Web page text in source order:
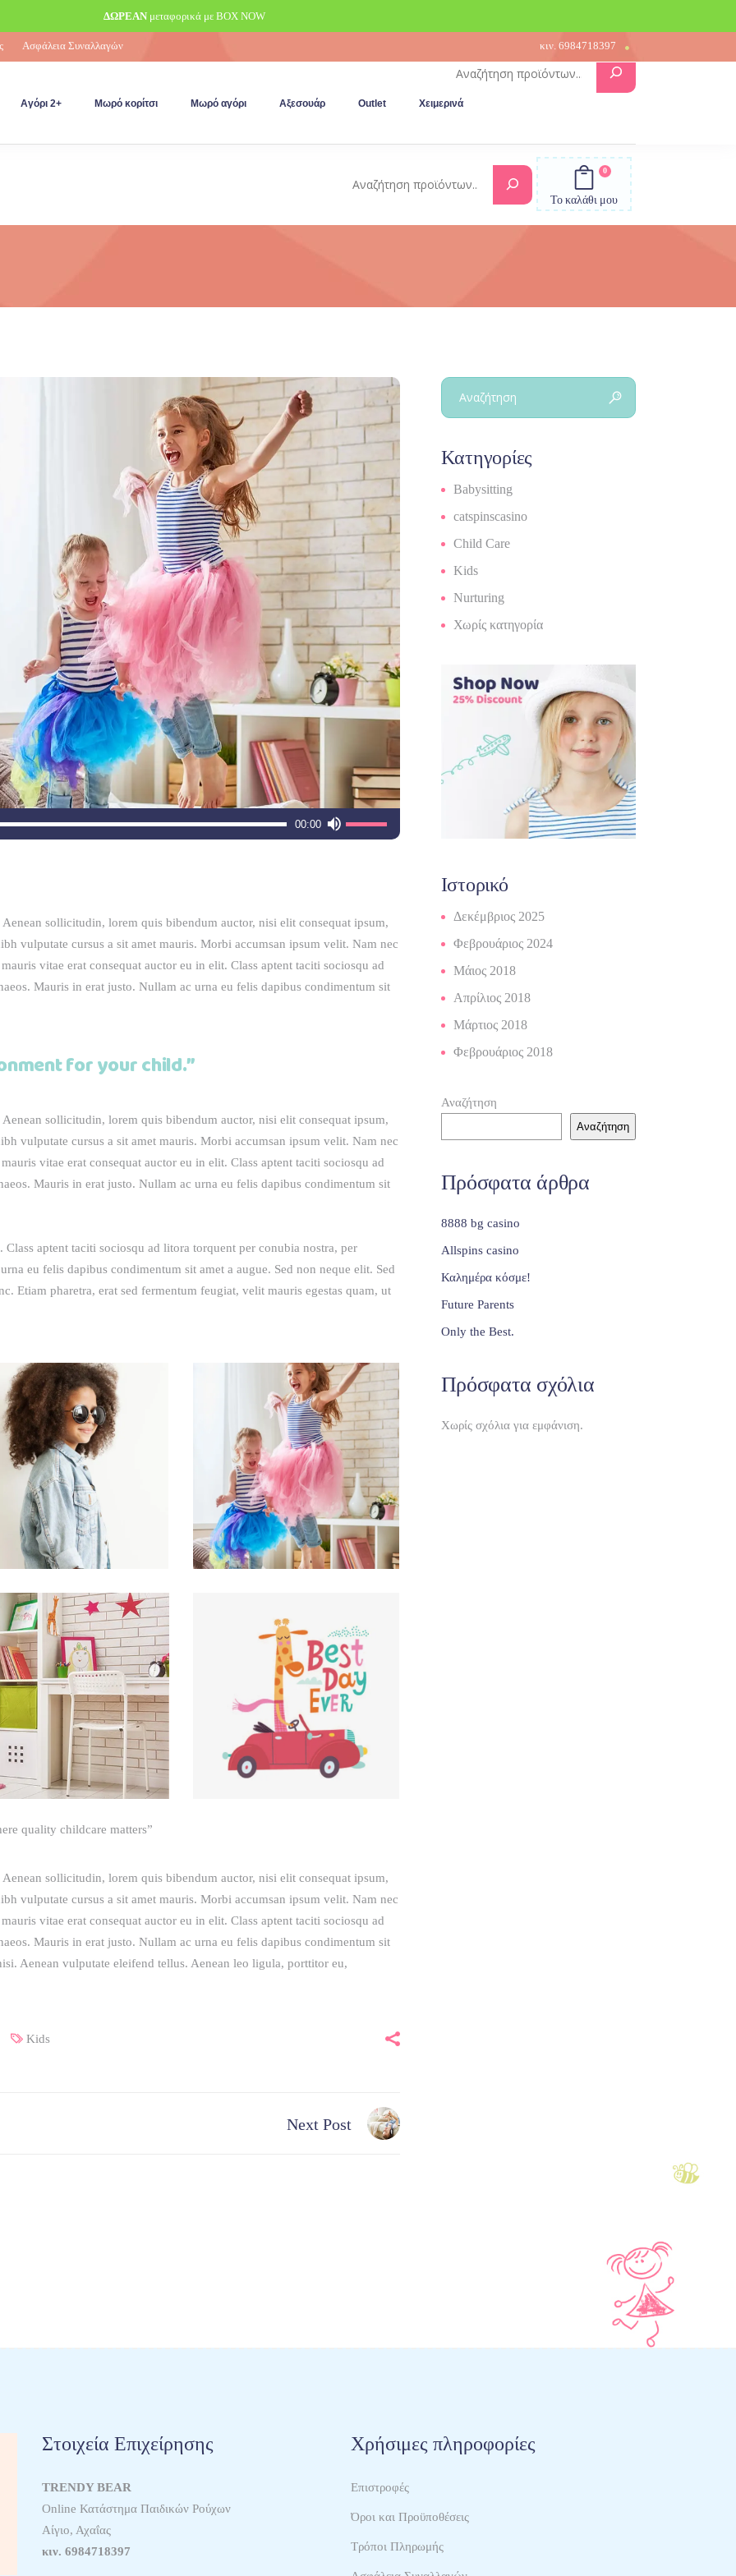
Ασφάλεια Συναλλαγών κιν. 6984718397
Αγόρι 2+ Μωρό κορίτσι Μωρό αγόρι Αξεσουάρ Outlet Χειμερινά
Αναζήτηση
Το καλάθι μου
0
Αναζήτηση
00:00
τα
βέλος
για
να
αυξήσετε
sollicitudin, lorem quis bibendum auctor, nisi elit consequat ipsum,
vulputate cursus a sit amet mauris. Morbi accumsan ipsum velit. Nam nec
vitae erat consequat auctor eu in elit. Class aptent taciti sociosqu ad
Mauris in erat justo. Nullam ac urna eu felis dapibus condimentum sit
for your child.”
sollicitudin, lorem quis bibendum auctor, nisi elit consequat ipsum,
vulputate cursus a sit amet mauris. Morbi accumsan ipsum velit. Nam nec
vitae erat consequat auctor eu in elit. Class aptent taciti sociosqu ad
Mauris in erat justo. Nullam ac urna eu felis dapibus condimentum sit
aptent taciti sociosqu ad litora torquent per conubia nostra, per
eu felis dapibus condimentum sit amet a augue. Sed non neque elit. Sed
Etiam pharetra, erat sed fermentum feugiat, velit mauris egestas quam, ut
quality childcare matters”
sollicitudin, lorem quis bibendum auctor, nisi elit consequat ipsum,
vulputate cursus a sit amet mauris. Morbi accumsan ipsum velit. Nam nec
vitae erat consequat auctor eu in elit. Class aptent taciti sociosqu ad
Mauris in erat justo. Nullam ac urna eu felis dapibus condimentum sit
Aenean vulputate eleifend tellus. Aenean leo ligula, porttitor eu,
Kids
Next Post
Search
for:
Kατηγορίες
Babysitting
catspinscasino
Child Care
Kids
Nurturing
Χωρίς κατηγορία
Ιστορικό
Δεκέμβριος 2025
Φεβρουάριος 2024
Μάιος 2018
Απρίλιος 2018
Μάρτιος 2018
Φεβρουάριος 2018
Αναζήτηση
Αναζήτηση
Πρόσφατα άρθρα
8888 bg casino
Allspins casino
Καλημέρα κόσμε!
Future Parents
Only the Best.
Πρόσφατα σχόλια
Χωρίς σχόλια για εμφάνιση.
Στοιχεία Επιχείρησης
TRENDY BEAR
Online Κατάστημα Παιδικών Ρούχων
Αίγιο, Αχαΐας
κιν. 6984718397
Χρήσιμες πληροφορίες
Επιστροφές
Όροι και Προϋποθέσεις
Τρόποι Πληρωμής
ΔΩΡΕΑΝμεταφορικά με BOX NOW